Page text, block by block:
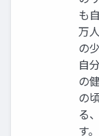
も
万
の
自
の
の
る
す